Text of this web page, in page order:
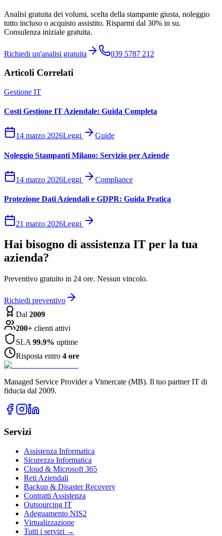
Analisi gratuita dei volumi, scelta della stampante giusta, noleggio
tutto incluso o acquisto assistito. Risparmi dal 30% in su.
Consulenza iniziale gratuita.
Richiedi un'analisi gratuita 039 5787 212
Articoli Correlati
Gestione IT
Costi Gestione IT Aziendale: Guida Completa
14 marzo 2026Leggi Guide
Noleggio Stampanti Milano: Servizio per Aziende
14 marzo 2026Leggi Compliance
Protezione Dati Aziendali e GDPR: Guida Pratica
21 marzo 2026Leggi
Hai bisogno di assistenza IT per la tua
azienda?
Preventivo gratuito in 24 ore. Nessun vincolo.
Richiedi preventivo
Dal 2009
200+ clienti attivi
SLA 99.9% uptime
Risposta entro 4 ore
Managed Service Provider a Vimercate (MB). Il tuo partner IT di
fiducia dal 2009.
Servizi
Assistenza Informatica
Sicurezza Informatica
Cloud & Microsoft 365
Reti Aziendali
Backup & Disaster Recovery
Contratti Assistenza
Outsourcing IT
Adeguamento NIS2
Virtualizzazione
Tutti i servizi →